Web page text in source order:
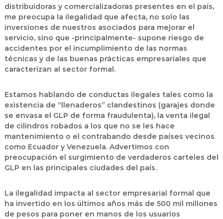
distribuidoras y comercializadoras presentes en el país,
me preocupa la ilegalidad que afecta, no solo las
inversiones de nuestros asociados para mejorar el
servicio, sino que -principalmente- supone riesgo de
accidentes por el incumplimiento de las normas
técnicas y de las buenas prácticas empresariales que
caracterizan al sector formal.
Estamos hablando de conductas ilegales tales como la
existencia de “llenaderos” clandestinos (garajes donde
se envasa el GLP de forma fraudulenta), la venta ilegal
de cilindros robados a los que no se les hace
mantenimiento o el contrabando desde países vecinos
como Ecuador y Venezuela. Advertimos con
preocupación el surgimiento de verdaderos carteles del
GLP en las principales ciudades del país.
La ilegalidad impacta al sector empresarial formal que
ha invertido en los últimos años más de 500 mil millones
de pesos para poner en manos de los usuarios